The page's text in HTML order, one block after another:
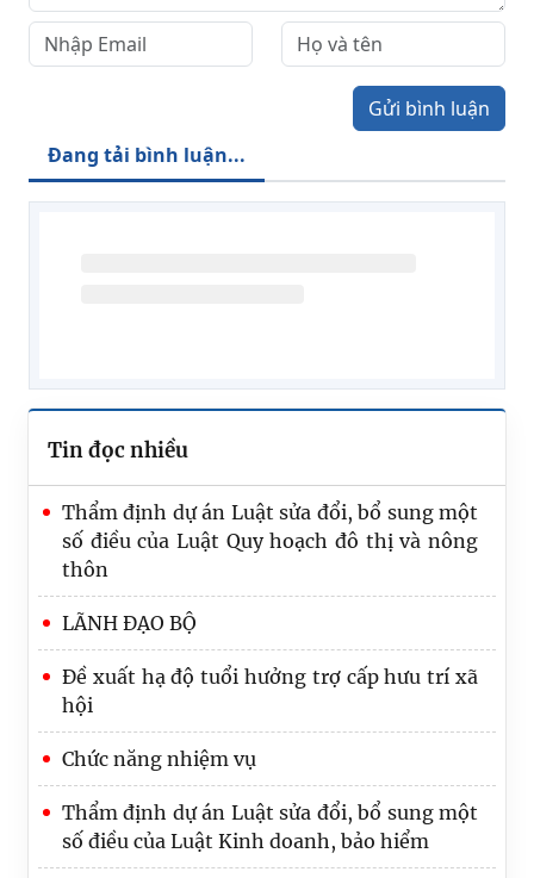
Gửi bình luận
Đang tải bình luận...
Tin đọc nhiều
Thẩm định dự án Luật sửa đổi, bổ sung một
số điều của Luật Quy hoạch đô thị và nông
thôn
LÃNH ĐẠO BỘ
Đề xuất hạ độ tuổi hưởng trợ cấp hưu trí xã
hội
Chức năng nhiệm vụ
Thẩm định dự án Luật sửa đổi, bổ sung một
số điều của Luật Kinh doanh, bảo hiểm
Tạo đột phá, nâng cao hiệu quả công tác tổ
chức thi hành pháp luật